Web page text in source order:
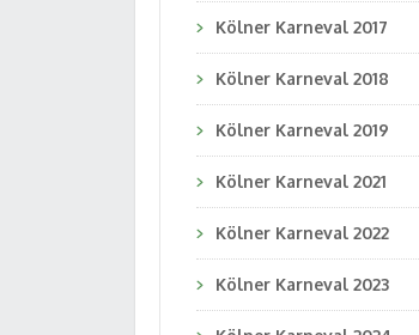
Kölner Karneval 2017
Kölner Karneval 2018
Kölner Karneval 2019
Kölner Karneval 2021
Kölner Karneval 2022
Kölner Karneval 2023